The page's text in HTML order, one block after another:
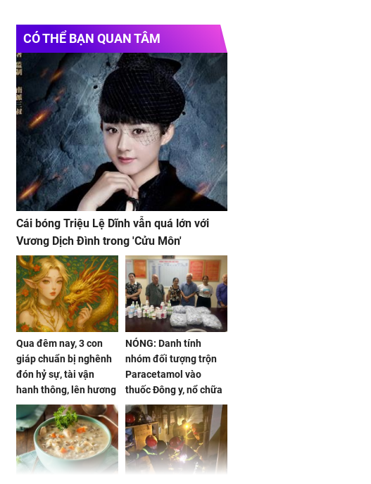
CÓ THỂ BẠN QUAN TÂM
Cái bóng Triệu Lệ Dĩnh vẫn quá lớn với
Vương Dịch Đình trong 'Cửu Môn'
Qua đêm nay, 3 con
giáp chuẩn bị nghênh
đón hỷ sự, tài vận
hanh thông, lên hương
hóa Rồng hóa Phượng,
gom hết may mắn về
nhà
NÓNG: Danh tính
nhóm đối tượng trộn
Paracetamol vào
thuốc Đông y, nổ chữa
bách bệnh